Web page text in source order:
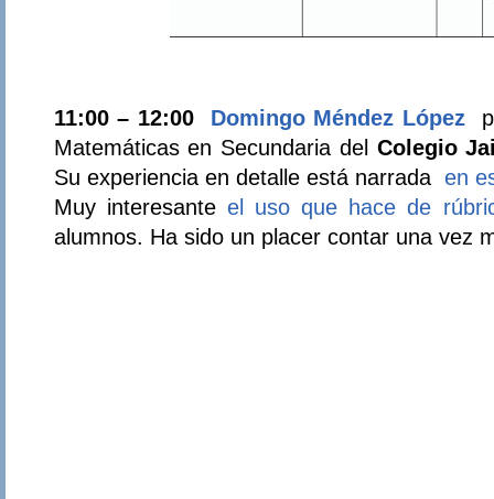
11:00 – 12:00 Domingo Méndez López
Matemáticas en Secundaria delColegio
Su experiencia en detalle está narrada en
Muy interesanteel uso que hace de
alumnos. Ha sido un placer contar una vez